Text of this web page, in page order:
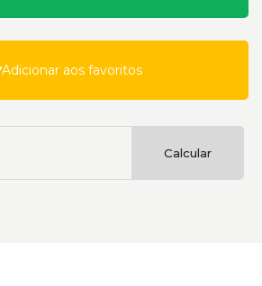
Adicionar aos favoritos
Calcular